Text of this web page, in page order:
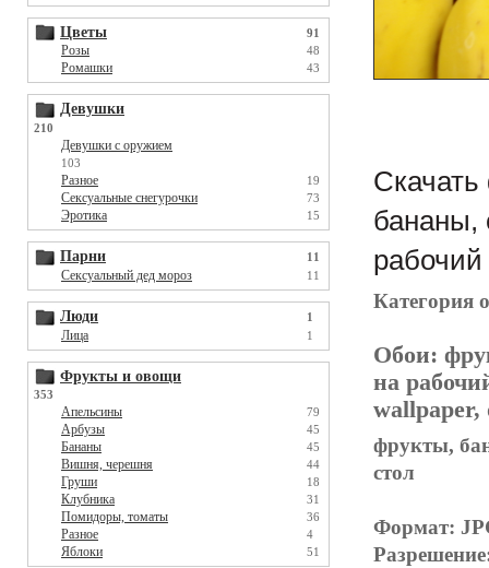
Цветы 91
Розы 48
Ромашки 43
Девушки
210
Девушки с оружием
103
Разное 19
Сексуальные снегурочки 73
Эротика 15
Парни 11
Сексуальный дед мороз 11
Люди 1
Лица 1
Фрукты и овощи
353
Апельсины 79
Арбузы 45
Бананы 45
Вишня, черешня 44
Груши 18
Клубника 31
Помидоры, томаты 36
Разное 4
Яблоки 51
бананы,
рабочий
Категория
Обои:
на
wallpaper,
фрукты,
стол
Формат: